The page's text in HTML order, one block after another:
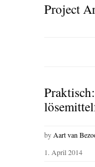
Project
by Aart van
1. April 2014